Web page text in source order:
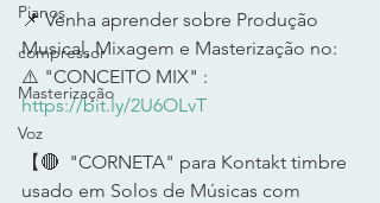
Pianos
compressor
Masterização
Voz
📌 Venha aprender sobre Produção
Musical, Mixagem e Masterização no:
⚠️ "CONCEITO MIX" :
https://bit.ly/2U6OLvT
【🔴  "CORNETA" para Kontakt timbre
usado em Solos de Músicas com